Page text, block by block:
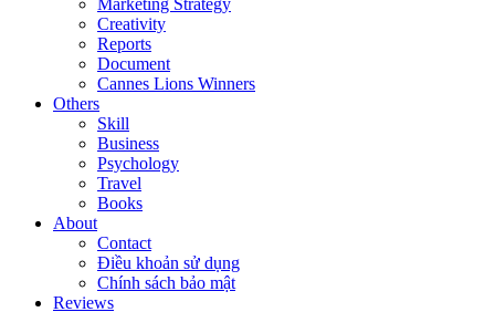
Marketing Strategy
Creativity
Reports
Document
Cannes Lions Winners
Others
Skill
Business
Psychology
Travel
Books
About
Contact
Điều khoản sử dụng
Chính sách bảo mật
Reviews